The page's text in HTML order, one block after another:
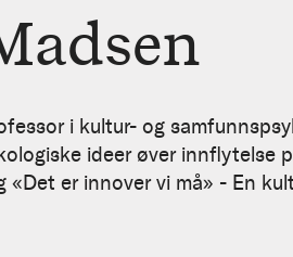
i kultur- og
ideer øver
«Det er innover vi må» - En